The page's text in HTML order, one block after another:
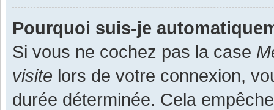
Pourquoi suis-je
Si vous ne cochez pas la case
visite lors de votre connexion,
durée déterminée. Cela